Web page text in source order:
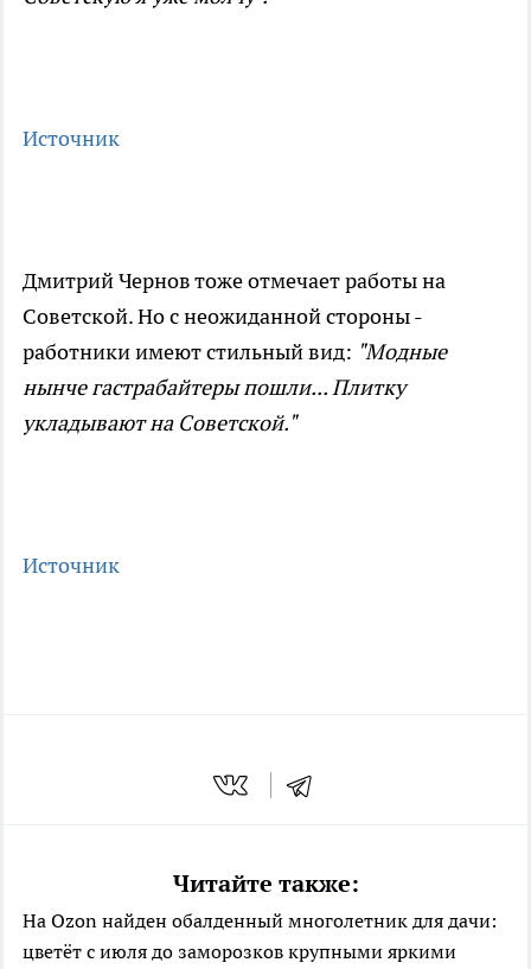
Источник
Дмитрий Чернов тоже отмечает работы на
Советской. Но с неожиданной стороны -
работники имеют стильный вид: "Модные
нынче гастрабайтеры пошли... Плитку
укладывают на Советской."
Источник
Читайте также:
На Ozon найден обалденный многолетник для дачи:
цветёт с июля до заморозков крупными яркими